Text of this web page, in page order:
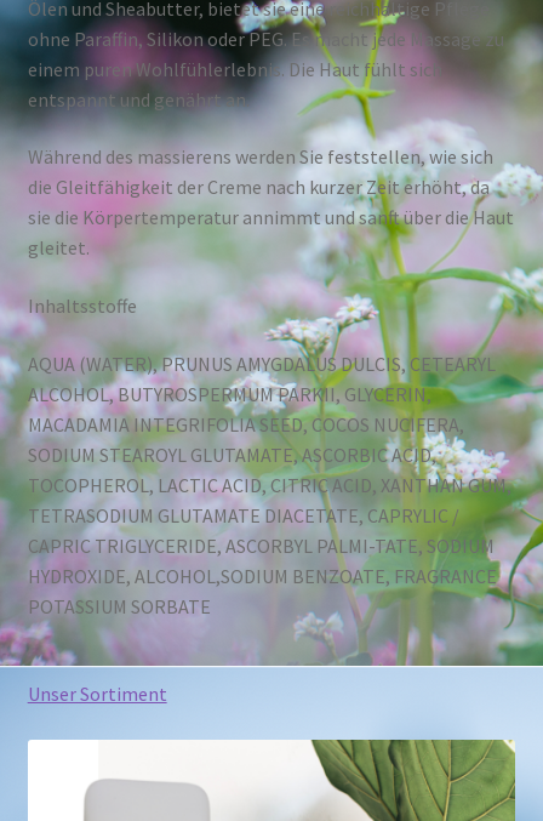
Ölen und Sheabutter, bietet sie eine reichhaltige Pflege
ohne Paraffin, Silikon oder PEG. Es macht jede Massage zu
einem puren Wohlfühlerlebnis. Die Haut fühlt sich
entspannt und genährt an.
Während des massierens werden Sie feststellen, wie sich
die Gleitfähigkeit der Creme nach kurzer Zeit erhöht, da
sie die Körpertemperatur annimmt und sanft über die Haut
gleitet.
Inhaltsstoffe
AQUA (WATER), PRUNUS AMYGDALUS DULCIS, CETEARYL
ALCOHOL, BUTYROSPERMUM PARKII, GLYCERIN,
MACADAMIA INTEGRIFOLIA SEED, COCOS NUCIFERA,
SODIUM STEAROYL GLUTAMATE, ASCORBIC ACID,
TOCOPHEROL, LACTIC ACID, CITRIC ACID, XANTHAN GUM,
TETRASODIUM GLUTAMATE DIACETATE, CAPRYLIC /
CAPRIC TRIGLYCERIDE, ASCORBYL PALMI-TATE, SODIUM
HYDROXIDE, ALCOHOL,SODIUM BENZOATE, FRAGRANCE
POTASSIUM SORBATE
Unser Sortiment